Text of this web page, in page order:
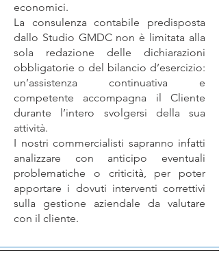
economici.
La consulenza contabile predisposta
dallo Studio GMDC non è limitata alla
sola redazione delle dichiarazioni
obbligatorie o del bilancio d’esercizio:
un’assistenza continuativa e
competente accompagna il Cliente
durante l’intero svolgersi della sua
attività.
I nostri commercialisti sapranno infatti
analizzare con anticipo eventuali
problematiche o criticità, per poter
apportare i dovuti interventi correttivi
sulla gestione aziendale da valutare
con il cliente.